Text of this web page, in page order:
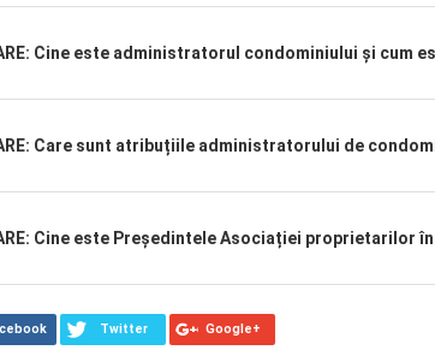
Cine este administratorul condominiului și cum
Care sunt atribuțiile administratorului de
Cine este Președintele Asociației proprietarilor
Twitter Google+